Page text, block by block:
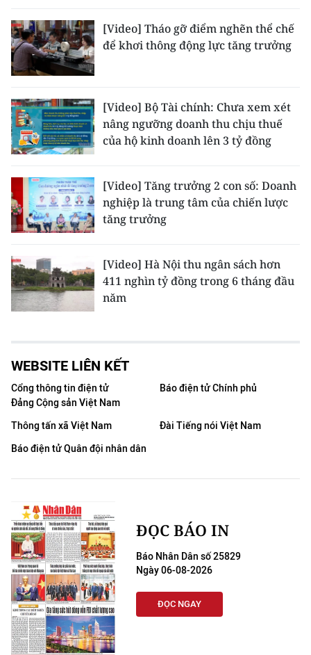
[Video] Tháo gỡ điểm nghẽn thể chế
để khơi thông động lực tăng trưởng
[Video] Bộ Tài chính: Chưa xem xét
nâng ngưỡng doanh thu chịu thuế
của hộ kinh doanh lên 3 tỷ đồng
[Video] Tăng trưởng 2 con số: Doanh
nghiệp là trung tâm của chiến lược
tăng trưởng
[Video] Hà Nội thu ngân sách hơn
411 nghìn tỷ đồng trong 6 tháng đầu
năm
WEBSITE LIÊN KẾT
Cổng thông tin điện tử
Đảng Cộng sản Việt Nam
Báo điện tử Chính phủ
Thông tấn xã Việt Nam
Đài Tiếng nói Việt Nam
Báo điện tử Quân đội nhân dân
ĐỌC BÁO IN
Báo Nhân Dân số 25829
Ngày 06-08-2026
ĐỌC NGAY